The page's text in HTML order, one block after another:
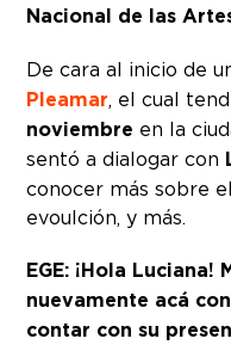
Nacional de las
De cara al inicio de
Pleamar, el cual
noviembre en la
sentó a dialogar con
conocer más sobre
evoulción, y más.
EGE: ¡Hola
nuevamente acá
contar con su